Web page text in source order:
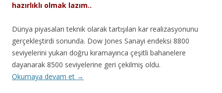
hazırlıklı olmak lazım..
Dünya piyasaları teknik olarak tartışılan kar realizasyonunu
gerçekleştirdi sonunda. Dow Jones Sanayi endeksi 8800
seviyelerini yukarı doğru kıramayınca çeşitli bahanelere
dayanarak 8500 seviyelerine geri çekilmiş oldu.
Okumaya devam et →